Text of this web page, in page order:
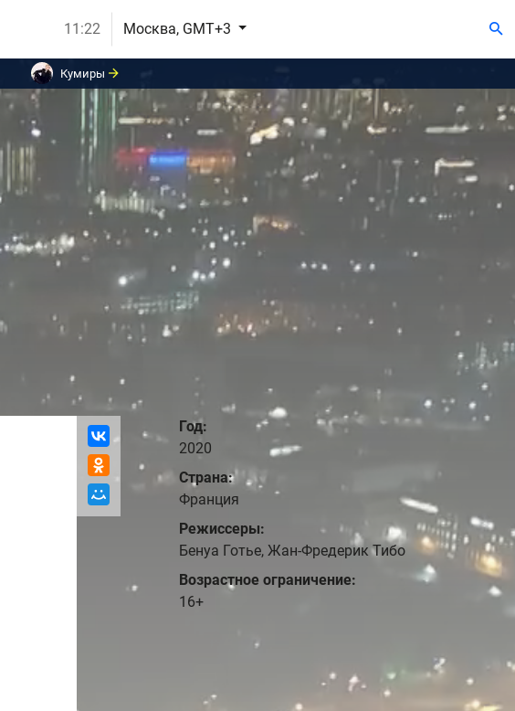
11:22 Москва, GMT+3
Кумиры
Год:
2020
Страна:
Франция
Режиссеры:
Бенуа Готье, Жан-Фредерик Тибо
Возрастное ограничение:
16+